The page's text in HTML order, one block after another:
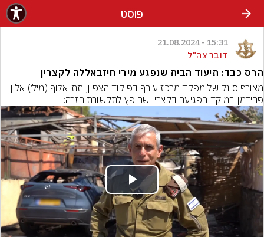
פוסט
15:31 - 21.08.2024
דובר צה"ל
הרס כבד: תיעוד הבית שנפגע מירי חיזבאללה לקצרין
פרידמן במוקד הפגיעה בקצרין שהופץ לתקשורת הזרה:
Play
Video